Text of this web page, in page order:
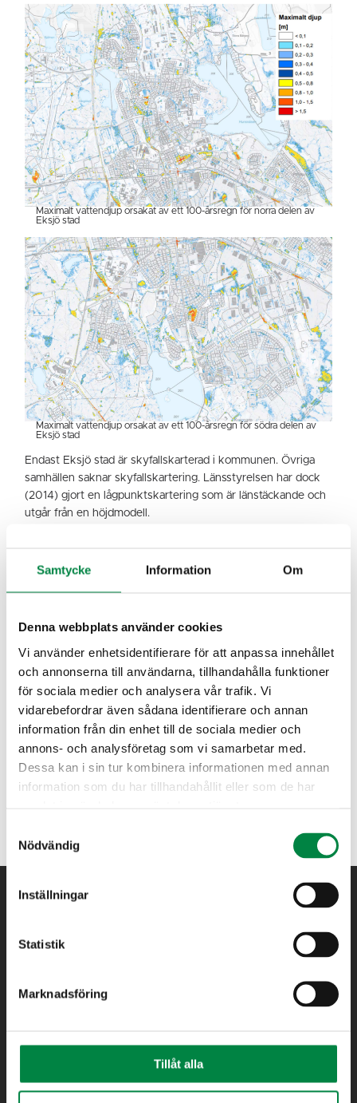
Samtycke Information Om
Denna webbplats använder cookies
Vi använder enhetsidentifierare för att anpassa innehållet
och annonserna till användarna, tillhandahålla funktioner
för sociala medier och analysera vår trafik. Vi
vidarebefordrar även sådana identifierare och annan
information från din enhet till de sociala medier och
annons- och analysföretag som vi samarbetar med.
Dessa kan i sin tur kombinera informationen med annan
information som du har tillhandahållit eller som de har
Nödvändig
Inställningar
Statistik
Marknadsföring
Tillåt alla
Maximalt vattendjup orsakat av ett 100-årsregn för norra delen av
Eksjö stad
Maximalt vattendjup orsakat av ett 100-årsregn för södra delen av
Eksjö stad
Endast Eksjö stad är skyfallskarterad i kommunen. Övriga
samhällen saknar skyfallskartering. Länsstyrelsen har dock
(2014) gjort en lågpunktskartering som är länstäckande och
utgår från en höjdmodell.
orsaka översvämning vid större nederbörd.
Elnät